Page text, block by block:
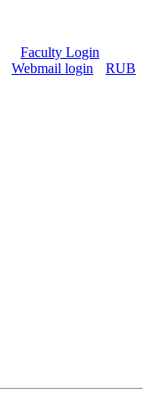
Faculty Login
Webmail login
RUB